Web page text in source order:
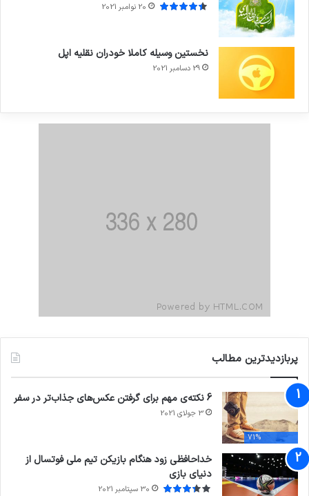
20 نوامبر 2021
نخستین وسیله کاملا خودران نقلیه اپل
29 دسامبر 2021
پربازدیدترین مطالب
71%
6 نکته‌ی مهم برای گرفتن عکس‌های جذاب‌تر در سفر
3 جولای 2021
خداحافظی زود هنگام بازیکن تیم ملی فوتسال از
دنیای بازی
30 سپتامبر 2021